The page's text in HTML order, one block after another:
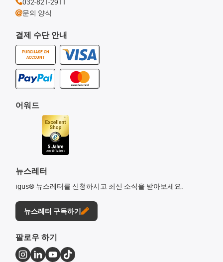
결제 수단 안내
PURCHASE ON
ACCOUNT
어워드
뉴스레터
igus® 뉴스레터를 신청하시고 최신 소식을 받아보세요.
뉴스레터 구독하기
문의 양식
팔로우 하기